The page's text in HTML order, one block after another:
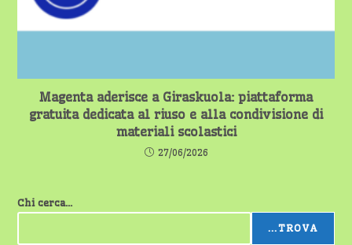
Magenta aderisce a Giraskuola: piattaforma
gratuita dedicata al riuso e alla condivisione di
materiali scolastici
27/06/2026
Chi cerca...
...TROVA